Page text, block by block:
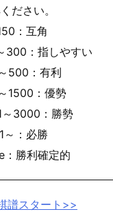
ださい。
：互角
300：指しやすい
500：有利
1500：優勢
～3000：勝勢
～：必勝
：勝利確定的
譜スタート>>